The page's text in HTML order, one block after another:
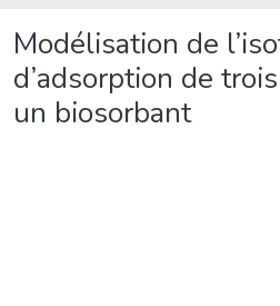
Modélisation de
d’adsorption de
un biosorbant